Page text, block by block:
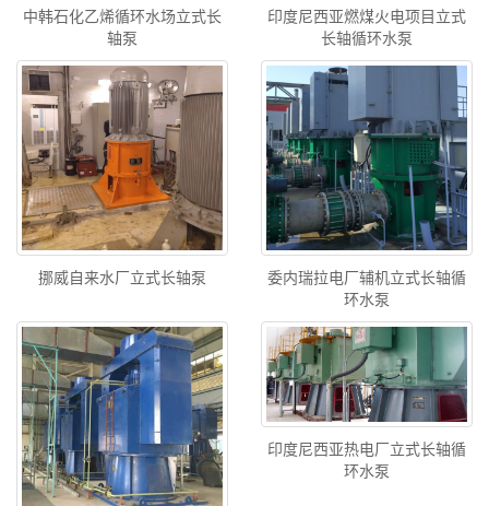
中韩石化乙烯循环水场立式长
轴泵
印度尼西亚燃煤火电项目立式
长轴循环水泵
挪威自来水厂立式长轴泵
委内瑞拉电厂辅机立式长轴循
环水泵
印度尼西亚热电厂立式长轴循
环水泵